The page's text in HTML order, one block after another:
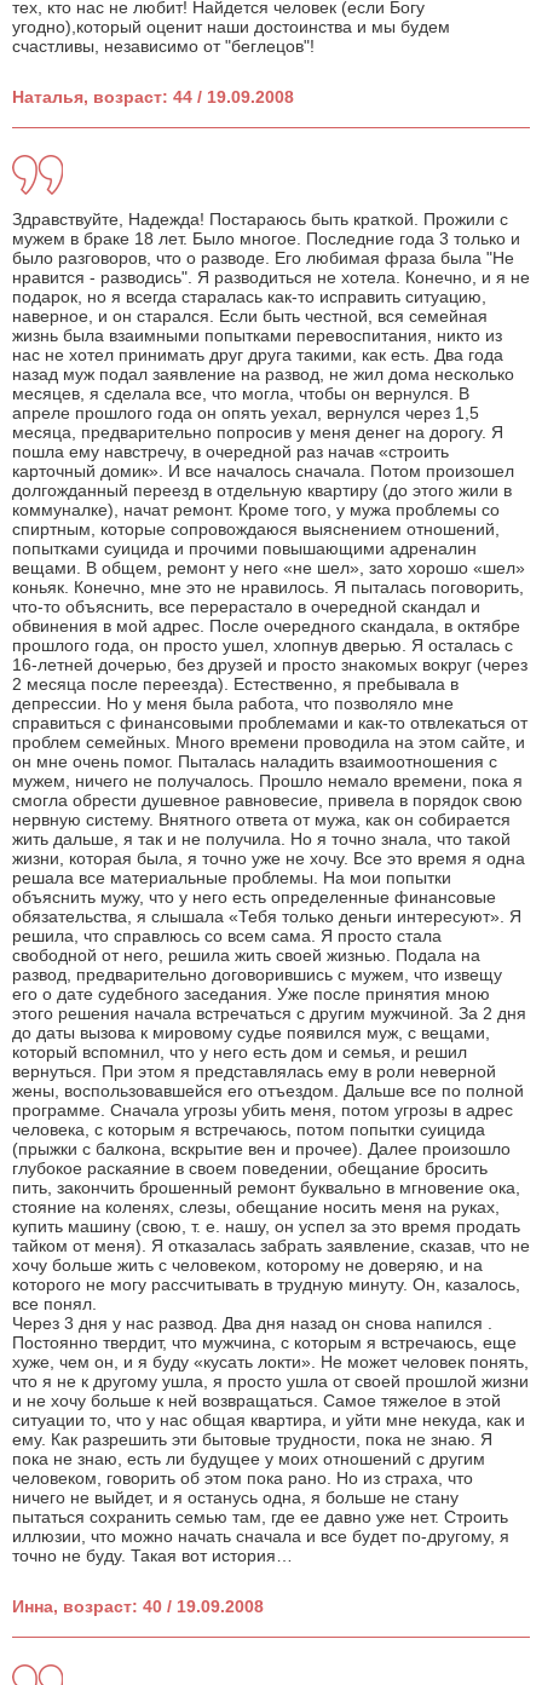
тех, кто нас не любит! Найдется человек (если Богу
угодно),который оценит наши достоинства и мы будем
счастливы, независимо от "беглецов"!
Наталья, возраст: 44 / 19.09.2008
Здравствуйте, Надежда! Постараюсь быть краткой. Прожили с
мужем в браке 18 лет. Было многое. Последние года 3 только и
было разговоров, что о разводе. Его любимая фраза была "Не
нравится - разводись". Я разводиться не хотела. Конечно, и я не
подарок, но я всегда старалась как-то исправить ситуацию,
наверное, и он старался. Если быть честной, вся семейная
жизнь была взаимными попытками перевоспитания, никто из
нас не хотел принимать друг друга такими, как есть. Два года
назад муж подал заявление на развод, не жил дома несколько
месяцев, я сделала все, что могла, чтобы он вернулся. В
апреле прошлого года он опять уехал, вернулся через 1,5
месяца, предварительно попросив у меня денег на дорогу. Я
пошла ему навстречу, в очередной раз начав «строить
карточный домик». И все началось сначала. Потом произошел
долгожданный переезд в отдельную квартиру (до этого жили в
коммуналке), начат ремонт. Кроме того, у мужа проблемы со
спиртным, которые сопровождаюся выяснением отношений,
попытками суицида и прочими повышающими адреналин
вещами. В общем, ремонт у него «не шел», зато хорошо «шел»
коньяк. Конечно, мне это не нравилось. Я пыталась поговорить,
что-то объяснить, все перерастало в очередной скандал и
обвинения в мой адрес. После очередного скандала, в октябре
прошлого года, он просто ушел, хлопнув дверью. Я осталась с
16-летней дочерью, без друзей и просто знакомых вокруг (через
2 месяца после переезда). Естественно, я пребывала в
депрессии. Но у меня была работа, что позволяло мне
справиться с финансовыми проблемами и как-то отвлекаться от
проблем семейных. Много времени проводила на этом сайте, и
он мне очень помог. Пыталась наладить взаимоотношения с
мужем, ничего не получалось. Прошло немало времени, пока я
смогла обрести душевное равновесие, привела в порядок свою
нервную систему. Внятного ответа от мужа, как он собирается
жить дальше, я так и не получила. Но я точно знала, что такой
жизни, которая была, я точно уже не хочу. Все это время я одна
решала все материальные проблемы. На мои попытки
объяснить мужу, что у него есть определенные финансовые
обязательства, я слышала «Тебя только деньги интересуют». Я
решила, что справлюсь со всем сама. Я просто стала
свободной от него, решила жить своей жизнью. Подала на
развод, предварительно договорившись с мужем, что извещу
его о дате судебного заседания. Уже после принятия мною
этого решения начала встречаться с другим мужчиной. За 2 дня
до даты вызова к мировому судье появился муж, с вещами,
который вспомнил, что у него есть дом и семья, и решил
вернуться. При этом я представлялась ему в роли неверной
жены, воспользовавшейся его отъездом. Дальше все по полной
программе. Сначала угрозы убить меня, потом угрозы в адрес
человека, с которым я встречаюсь, потом попытки суицида
(прыжки с балкона, вскрытие вен и прочее). Далее произошло
глубокое раскаяние в своем поведении, обещание бросить
пить, закончить брошенный ремонт буквально в мгновение ока,
стояние на коленях, слезы, обещание носить меня на руках,
купить машину (свою, т. е. нашу, он успел за это время продать
тайком от меня). Я отказалась забрать заявление, сказав, что не
хочу больше жить с человеком, которому не доверяю, и на
которого не могу рассчитывать в трудную минуту. Он, казалось,
все понял.
Через 3 дня у нас развод. Два дня назад он снова напился .
Постоянно твердит, что мужчина, с которым я встречаюсь, еще
хуже, чем он, и я буду «кусать локти». Не может человек понять,
что я не к другому ушла, я просто ушла от своей прошлой жизни
и не хочу больше к ней возвращаться. Самое тяжелое в этой
ситуации то, что у нас общая квартира, и уйти мне некуда, как и
ему. Как разрешить эти бытовые трудности, пока не знаю. Я
пока не знаю, есть ли будущее у моих отношений с другим
человеком, говорить об этом пока рано. Но из страха, что
ничего не выйдет, и я останусь одна, я больше не стану
пытаться сохранить семью там, где ее давно уже нет. Строить
иллюзии, что можно начать сначала и все будет по-другому, я
точно не буду. Такая вот история…
Инна, возраст: 40 / 19.09.2008